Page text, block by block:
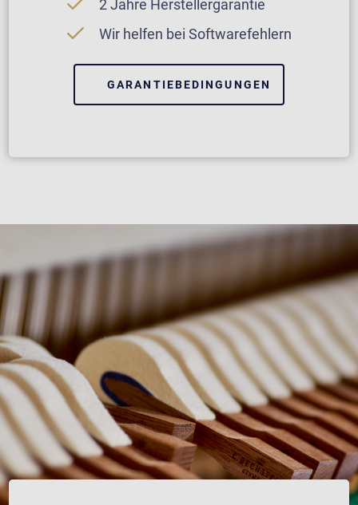
2 Jahre Herstellergarantie
Wir helfen bei Softwarefehlern
GARANTIEBEDINGUNGEN